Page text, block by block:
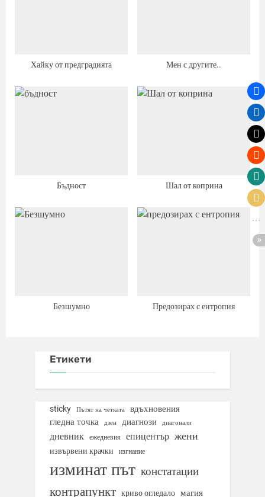
Хайку от предградията Мен с другите..
Бъдност Шал от коприна
Безшумно Предозирах с ентропия
Етикети
sticky Пътят на четката
вдъхновения
гледна точка
дзен диагнози диагонали
дневник ежедневия епицентър жени
извървени крачки изгнание
изминат път констатации
контрапункт криво огледало магия